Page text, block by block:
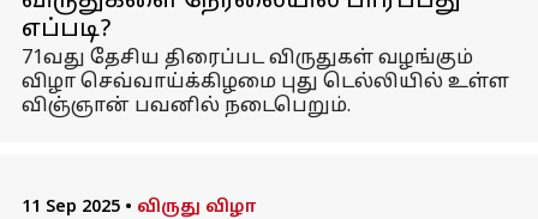
எப்படி?
71வது தேசிய திரைப்பட விருதுகள் வழங்கும்
விழா செவ்வாய்க்கிழமை புது டெல்லியில் உள்ள
விஞ்ஞான் பவனில் நடைபெறும்.
11 Sep 2025 • விருது விழா